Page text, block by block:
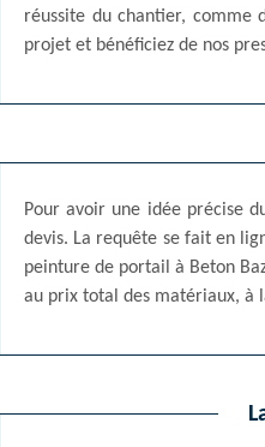
réussite du chantier, comme
projet et bénéficiez de nos
Pour avoir une idée précise
devis. La requête se fait en
peinture de portail à Beton
au prix total des matériaux, à